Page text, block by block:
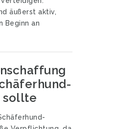
äußerst aktiv,
Beginn an
sollte